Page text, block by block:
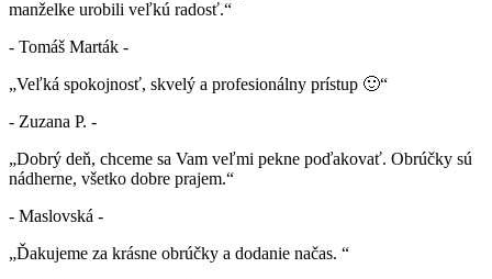
manželke urobili veľkú radosť.“
- Tomáš Marták -
„Veľká spokojnosť, skvelý a profesionálny prístup 🙂“
- Zuzana P. -
„Dobrý deň, chceme sa Vam veľmi pekne poďakovať. Obrúčky sú
nádherne, všetko dobre prajem.“
- Maslovská -
„Ďakujeme za krásne obrúčky a dodanie načas. “